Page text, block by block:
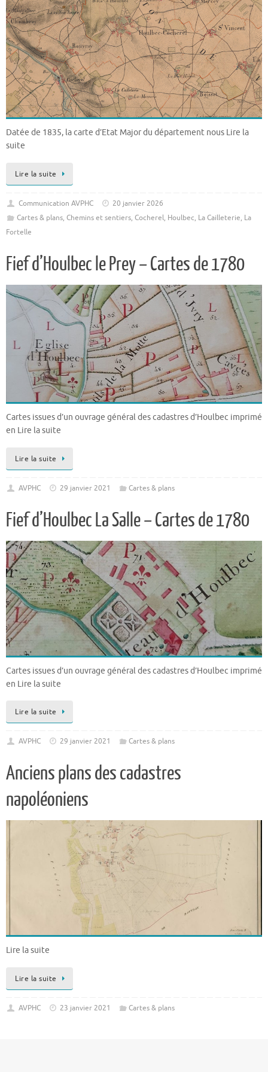
Datée de 1835, la carte d’Etat Major du département nous Lire la
suite
Lire la suite
Communication AVPHC
20 janvier 2026
Cartes & plans, Chemins et sentiers, Cocherel, Houlbec, La Cailleterie, La
Fortelle
Fief d’Houlbec le Prey – Cartes de 1780
Cartes issues d’un ouvrage général des cadastres d’Houlbec imprimé
en Lire la suite
Lire la suite
AVPHC 29 janvier 2021 Cartes & plans
Fief d’Houlbec La Salle – Cartes de 1780
Cartes issues d’un ouvrage général des cadastres d’Houlbec imprimé
en Lire la suite
Lire la suite
AVPHC 29 janvier 2021 Cartes & plans
Anciens plans des cadastres
napoléoniens
Lire la suite
Lire la suite
AVPHC 23 janvier 2021 Cartes & plans